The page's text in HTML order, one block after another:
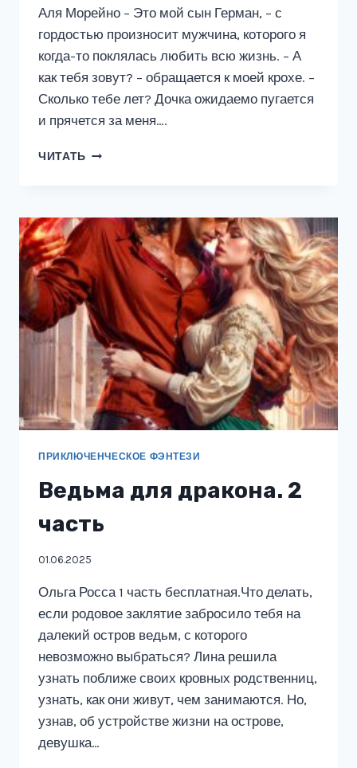
Аля Морейно – Это мой сын Герман, – с
гордостью произносит мужчина, которого я
когда-то поклялась любить всю жизнь. – А
как тебя зовут? – обращается к моей крохе. –
Сколько тебе лет? Дочка ожидаемо пугается
и прячется за меня….
ЧИТАТЬ ПО
ПРИКЛЮЧЕНЧЕСКОЕ ФЭНТЕЗИ
Ведьма для дракона. 2
часть
01.06.2025
Ольга Росса 1 часть бесплатная.Что делать,
если родовое заклятие забросило тебя на
далекий остров ведьм, с которого
невозможно выбраться? Лина решила
узнать поближе своих кровных родственниц,
узнать, как они живут, чем занимаются. Но,
узнав, об устройстве жизни на острове,
девушка…